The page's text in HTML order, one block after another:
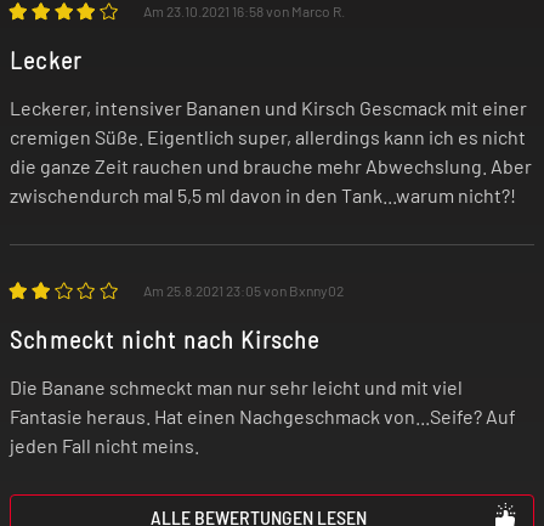
Unsere Produkte sind keine Nikotin-
Entwöhnungsmittel! Wenn du dir den
Nikotin-Konsum abgewöhnen willst,
wendest du dich bitte an deinen Arzt oder
Apotheker.
Elektrische Zigaretten sind kein Spielzeug!
Bewahre daher das Gerät und die
Kinder auf!
Am 23.10.2021 16:58 von Marco R.
Lecker
Leckerer, intensiver Bananen und Kirsch Gescmack mit einer
cremigen Süße. Eigentlich super, allerdings kann ich es nicht
die ganze Zeit rauchen und brauche mehr Abwechslung. Aber
zwischendurch mal 5,5 ml davon in den Tank...warum nicht?!
Am 25.8.2021 23:05 von Bxnny02
Schmeckt nicht nach Kirsche
Die Banane schmeckt man nur sehr leicht und mit viel
Fantasie heraus. Hat einen Nachgeschmack von...Seife? Auf
jeden Fall nicht meins.
ALLE BEWERTUNGEN LESEN